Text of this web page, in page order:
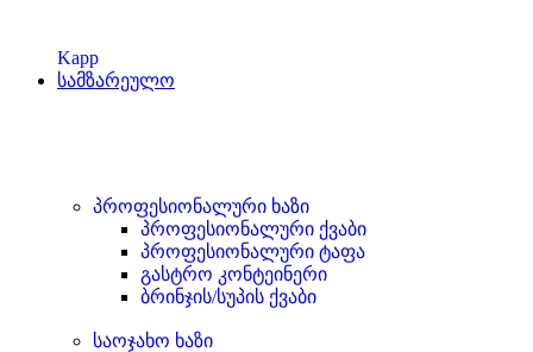
Kapp
სამზარეულო
პროფესიონალური ხაზი
პროფესიონალური ქვაბი
პროფესიონალური ტაფა
გასტრო კონტეინერი
ბრინჯის/სუპის ქვაბი
საოჯახო ხაზი